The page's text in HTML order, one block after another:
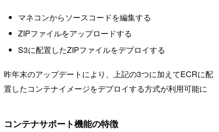
マネコンからソースコードを編集する
ZIPファイルをアップロードする
S3に配置したZIPファイルをデプロイする
昨年末のアップデートにより、上記の3つに加えてECRに配
置したコンテナイメージをデプロイする方式が利用可能に
コンテナサポート機能の特徴